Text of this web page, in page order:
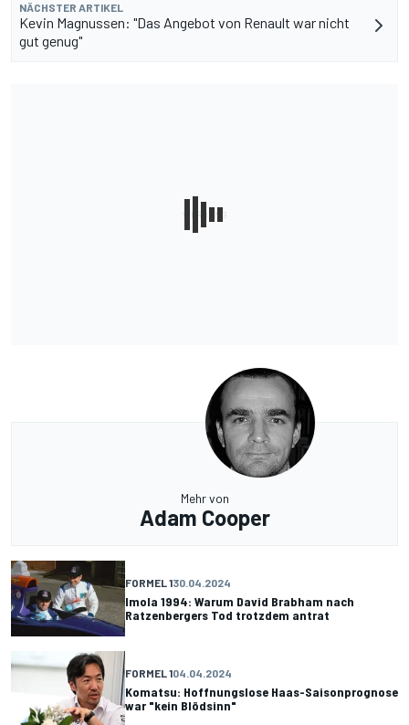
NÄCHSTER ARTIKEL
Kevin Magnussen: "Das Angebot von Renault war nicht
gut genug"
Mehr von
Adam Cooper
FORMEL 130.04.2024
Imola 1994: Warum David Brabham nach
Ratzenbergers Tod trotzdem antrat
FORMEL 104.04.2024
Komatsu: Hoffnungslose Haas-Saisonprognose
war "kein Blödsinn"